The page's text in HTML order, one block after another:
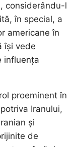
considerându-l
în special, a
americane în
își vede
influența
proeminent în
Iranului,
și
de